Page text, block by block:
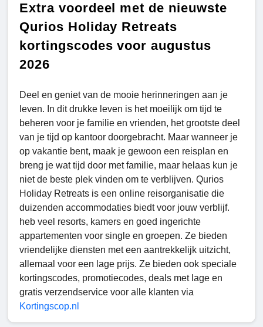
Extra voordeel met de nieuwste
Qurios Holiday Retreats
kortingscodes voor augustus
2026
Deel en geniet van de mooie herinneringen aan je
leven. In dit drukke leven is het moeilijk om tijd te
beheren voor je familie en vrienden, het grootste deel
van je tijd op kantoor doorgebracht. Maar wanneer je
op vakantie bent, maak je gewoon een reisplan en
breng je wat tijd door met familie, maar helaas kun je
niet de beste plek vinden om te verblijven. Qurios
Holiday Retreats is een online reisorganisatie die
duizenden accommodaties biedt voor jouw verblijf.
heb veel resorts, kamers en goed ingerichte
appartementen voor single en groepen. Ze bieden
vriendelijke diensten met een aantrekkelijk uitzicht,
allemaal voor een lage prijs. Ze bieden ook speciale
kortingscodes, promotiecodes, deals met lage en
gratis verzendservice voor alle klanten via
Kortingscop.nl